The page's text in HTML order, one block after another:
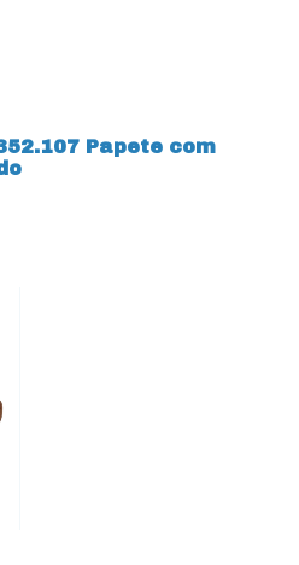
Papete com